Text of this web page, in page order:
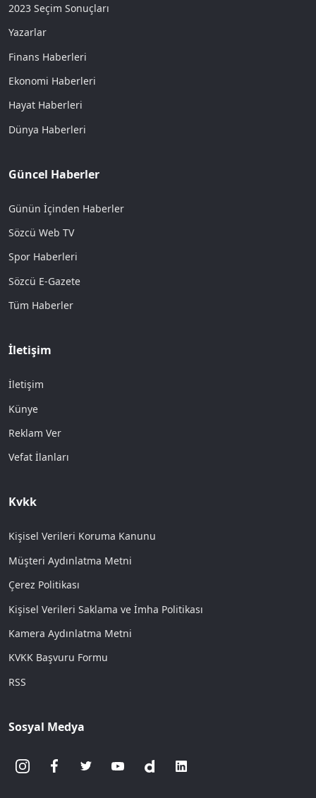
2023 Seçim Sonuçları
Yazarlar
Finans Haberleri
Ekonomi Haberleri
Hayat Haberleri
Dünya Haberleri
Güncel Haberler
Günün İçinden Haberler
Sözcü Web TV
Spor Haberleri
Sözcü E-Gazete
Tüm Haberler
İletişim
İletişim
Künye
Reklam Ver
Vefat İlanları
Kvkk
Kişisel Verileri Koruma Kanunu
Müşteri Aydınlatma Metni
Çerez Politikası
Kişisel Verileri Saklama ve İmha Politikası
Kamera Aydınlatma Metni
KVKK Başvuru Formu
RSS
Sosyal Medya